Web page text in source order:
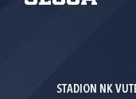
STADION NK